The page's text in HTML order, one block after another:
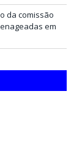
da comissão
em